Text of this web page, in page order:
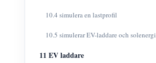
10.4 simulera en lastprofil
10.5 simulerar EV-laddare och solenergi
11 EV laddare